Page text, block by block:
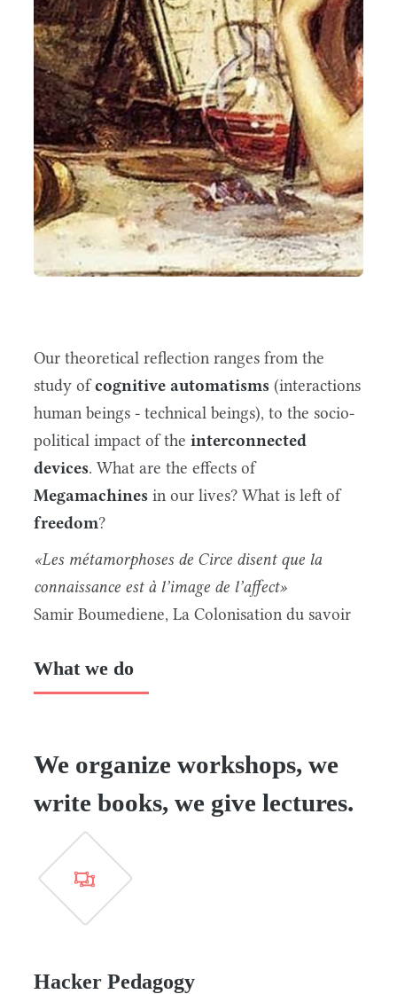
Our theoretical reflection ranges from the
study ofcognitive automatisms (interactions
human beings - technical beings), to the socio-
political impact of theinterconnected
devices. What are the effects of
Megamachines in our lives? What is left of
freedom?
«Les métamorphoses de Circe disent que la
connaissance est à l’image de l’affect»
Samir Boumediene, La Colonisation du savoir
What we do
We organize workshops, we
write books, we give lectures.
Hacker Pedagogy